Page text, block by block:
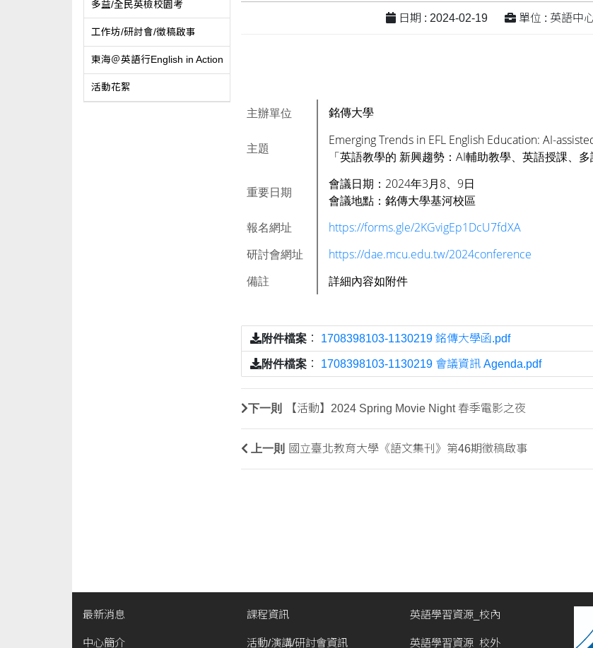
多益/全民英檢校園考
工作坊/研討會/徵稿啟事
東海＠英語行English in Action
活動花絮
日期 : 2024-02-19 單位 : 英語中
主辦單位 銘傳大學
主題
Emerging Trends in EFL English Education: AI-
「英語教學的 新興趨勢：AI輔助教學、英語授課、
重要日期
會議日期：2024年3月8、9日
會議地點：銘傳大學基河校區
報名網址
https://forms.gle/2KGvigEp1DcU7fdXA
研討會網址
https://dae.mcu.edu.tw/2024conference
備註
詳細內容如附件
附件檔案 ： 1708398103-1130219 銘傳大學函.pdf
附件檔案 ： 1708398103-1130219 會議資訊 Agenda.pdf
下一則 【活動】2024 Spring Movie Night 春季電影之夜
上一則 國立臺北教育大學《語文集刊》第46期徵稿啟事
最新消息
中心簡介
課程資訊
活動/演講/研討會資訊
英語學習資源_校內
英語學習資源_校外